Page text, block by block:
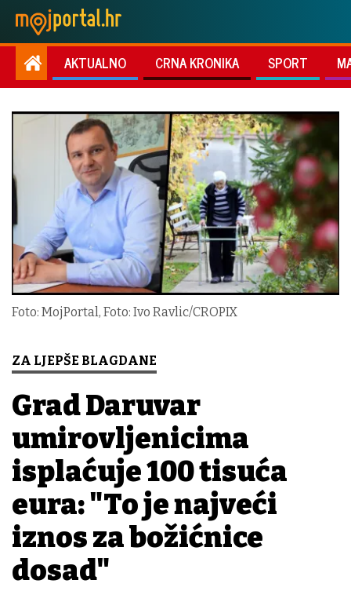
AKTUALNO CRNA KRONIKA SPORT
Foto: MojPortal, Foto: Ivo Ravlic/CROPIX
ZA LJEPŠE BLAGDANE
Grad Daruvar
umirovljenicima
isplaćuje 100 tisuća
eura: "To je najveći
iznos za božićnice
dosad"